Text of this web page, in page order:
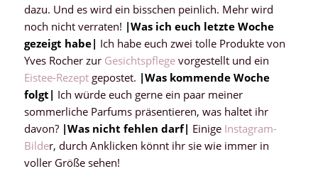
dazu. Und es wird ein bisschen peinlich. Mehr wird
noch nicht verraten! |Was ich euch letzte Woche
gezeigt habe| Ich habe euch zwei tolle Produkte von
Yves Rocher zur Gesichtspflegevorgestellt und ein
Eistee-Rezeptgepostet. |Was kommende Woche
folgt| Ich würde euch gerne ein paar meiner
sommerliche Parfums präsentieren, was haltet ihr
davon? |Was nicht fehlen darf| Einige Instagram-
Bilder, durch Anklicken könnt ihr sie wie immer in
voller Größe sehen!